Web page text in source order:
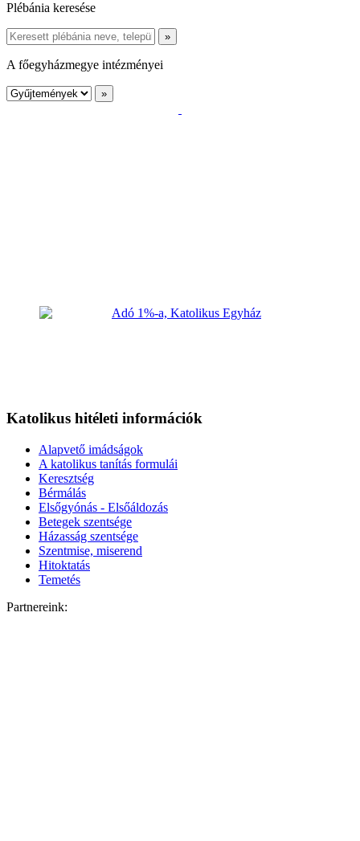
Plébánia keresése
A főegyházmegye intézményei
Katolikus hitéleti információk
Alapvető imádságok
A katolikus tanítás formulái
Keresztség
Bérmálás
Elsőgyónás - Elsőáldozás
Betegek szentsége
Házasság szentsége
Szentmise, miserend
Hitoktatás
Temetés
Partnereink: